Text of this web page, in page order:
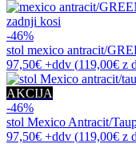
zadnji kosi
-46%
stol mexico antracit/
97,50€ +ddv (119,00€ z
AKCIJA
-46%
stol Mexico Antracit/
97,50€ +ddv (119,00€ z